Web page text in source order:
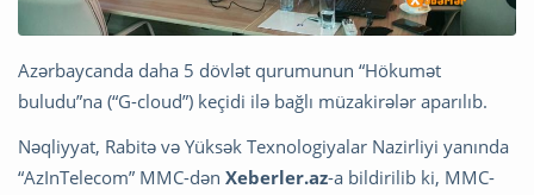
Azərbaycanda daha 5 dövlət qurumunun “Hökumət
buludu”na (“G-cloud”) keçidi ilə bağlı müzakirələr aparılıb.
Nəqliyyat, Rabitə və Yüksək Texnologiyalar Nazirliyi yanında
“AzInTelecom” MMC-dən Xeberler.az-a bildirilib ki, MMC-